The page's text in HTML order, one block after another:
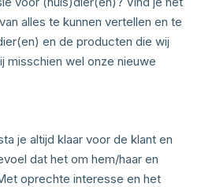
alles te kunnen vertellen en te
en de producten die wij
misschien wel onze nieuwe
je altijd klaar voor de klant en
dat het om hem/haar en
oprechte interesse en het